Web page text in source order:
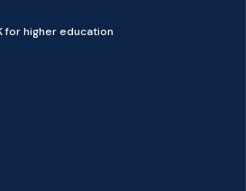
for higher education